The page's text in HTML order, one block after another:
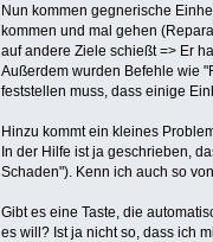
Nun kommen gegnerische
kommen und mal gehen
auf andere Ziele schießt => Er
Außerdem wurden Befehle wie
feststellen muss, dass einige
Hinzu kommt ein kleines
In der Hilfe ist ja geschrieben,
Schaden"). Kenn ich auch so
Gibt es eine Taste, die
es will? Ist ja nicht so, dass ich